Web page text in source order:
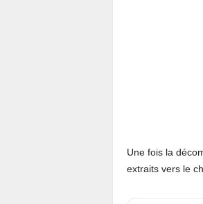
Une fois la
extraits vers le